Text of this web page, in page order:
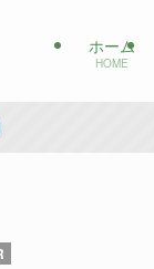
ホーム
HOME